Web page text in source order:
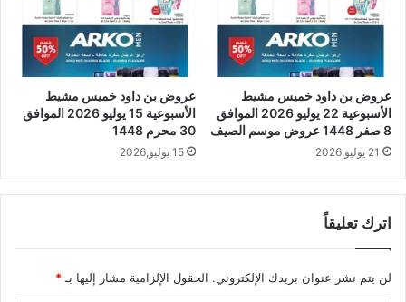
عروض بن داود خميس مشيط
الأسبوعية 22 يوليو 2026 الموافق
8 صفر 1448 عروض موسم الصيف
21 يوليو,2026
عروض بن داود خميس مشيط
الأسبوعية 15 يوليو 2026 الموافق
30 محرم 1448
15 يوليو,2026
اترك تعليقاً
لن يتم نشر عنوان بريدك الإلكتروني. الحقول الإلزامية مشار إليها بـ *